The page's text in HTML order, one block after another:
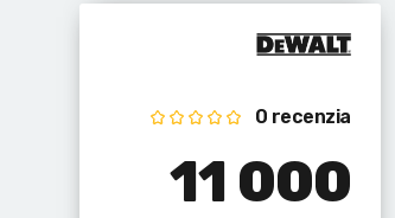
0 recenzia
11 000